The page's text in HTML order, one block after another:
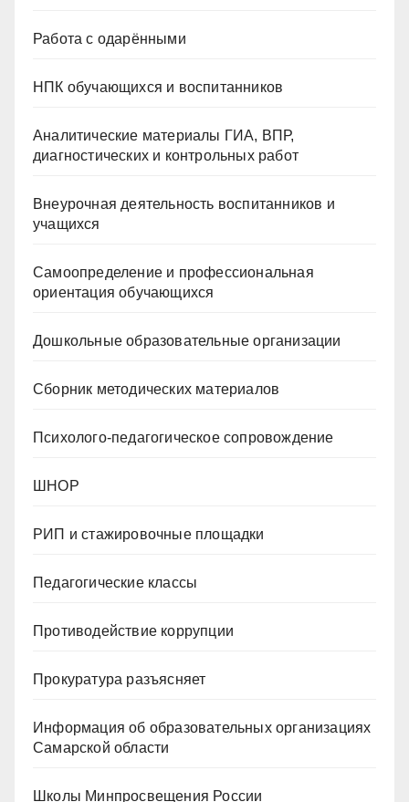
Работа с одарёнными
НПК обучающихся и воспитанников
Аналитические материалы ГИА, ВПР,
диагностических и контрольных работ
Внеурочная деятельность воспитанников и
учащихся
Самоопределение и профессиональная
ориентация обучающихся
Дошкольные образовательные организации
Сборник методических материалов
Психолого-педагогическое сопровождение
ШНОР
РИП и стажировочные площадки
Педагогические классы
Противодействие коррупции
Прокуратура разъясняет
Информация об образовательных организациях
Самарской области
Школы Минпросвещения России